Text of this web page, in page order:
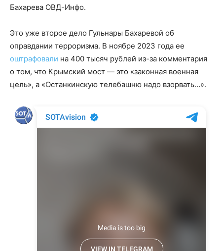
Бахарева ОВД-Инфо.
Это уже второе дело Гульнары Бахаревой об
оправдании терроризма. В ноябре 2023 года ее
оштрафовали на 400 тысяч рублей из-за комментария
о том, что Крымский мост — это «законная военная
цель», а «Останкинскую телебашню надо взорвать…».